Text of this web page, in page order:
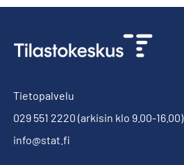
Tietopalvelu
029 551 2220 (arkisin klo 9.00-16.00)
info@stat.fi